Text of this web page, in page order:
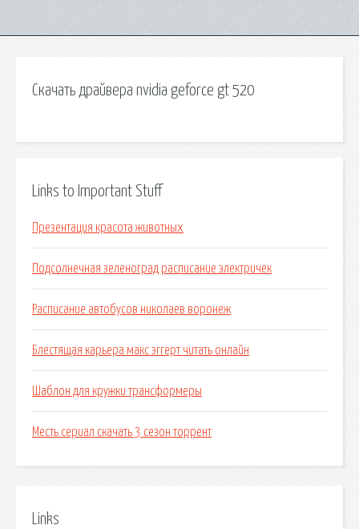
Скачать драйвера nvidia geforce gt 520
Links to Important Stuff
Презентация красота животных
Подсолнечная зеленоград расписание электричек
Расписание автобусов николаев воронеж
Блестящая карьера макс эггерт читать онлайн
Шаблон для кружки трансформеры
Месть сериал скачать 3 сезон торрент
Links